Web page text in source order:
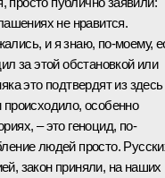
не нравится.
и я знаю, по-моему,
за этой обстановкой или
это подтвердят из здесь
особенно
– это геноцид, по-
людей просто.
закон приняли, на наших